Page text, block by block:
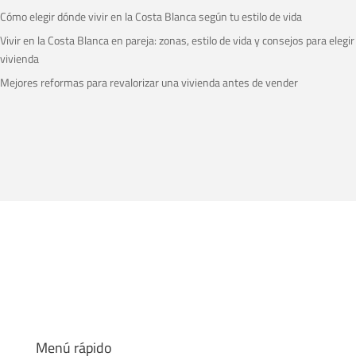
Cómo elegir dónde vivir en la Costa Blanca según tu estilo de vida
Vivir en la Costa Blanca en pareja: zonas, estilo de vida y consejos para elegir
vivienda
Mejores reformas para revalorizar una vivienda antes de vender
Menú rápido